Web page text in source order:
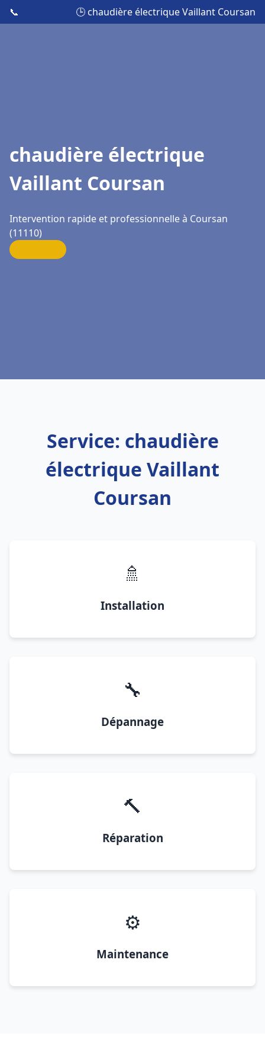
📞 🕒 chaudière électrique Vaillant Coursan
chaudière électrique
Vaillant Coursan
Intervention rapide et professionnelle à Coursan
(11110)
Service: chaudière
électrique Vaillant
Coursan
🚿
Installation
🔧
Dépannage
🔨
Réparation
⚙️
Maintenance